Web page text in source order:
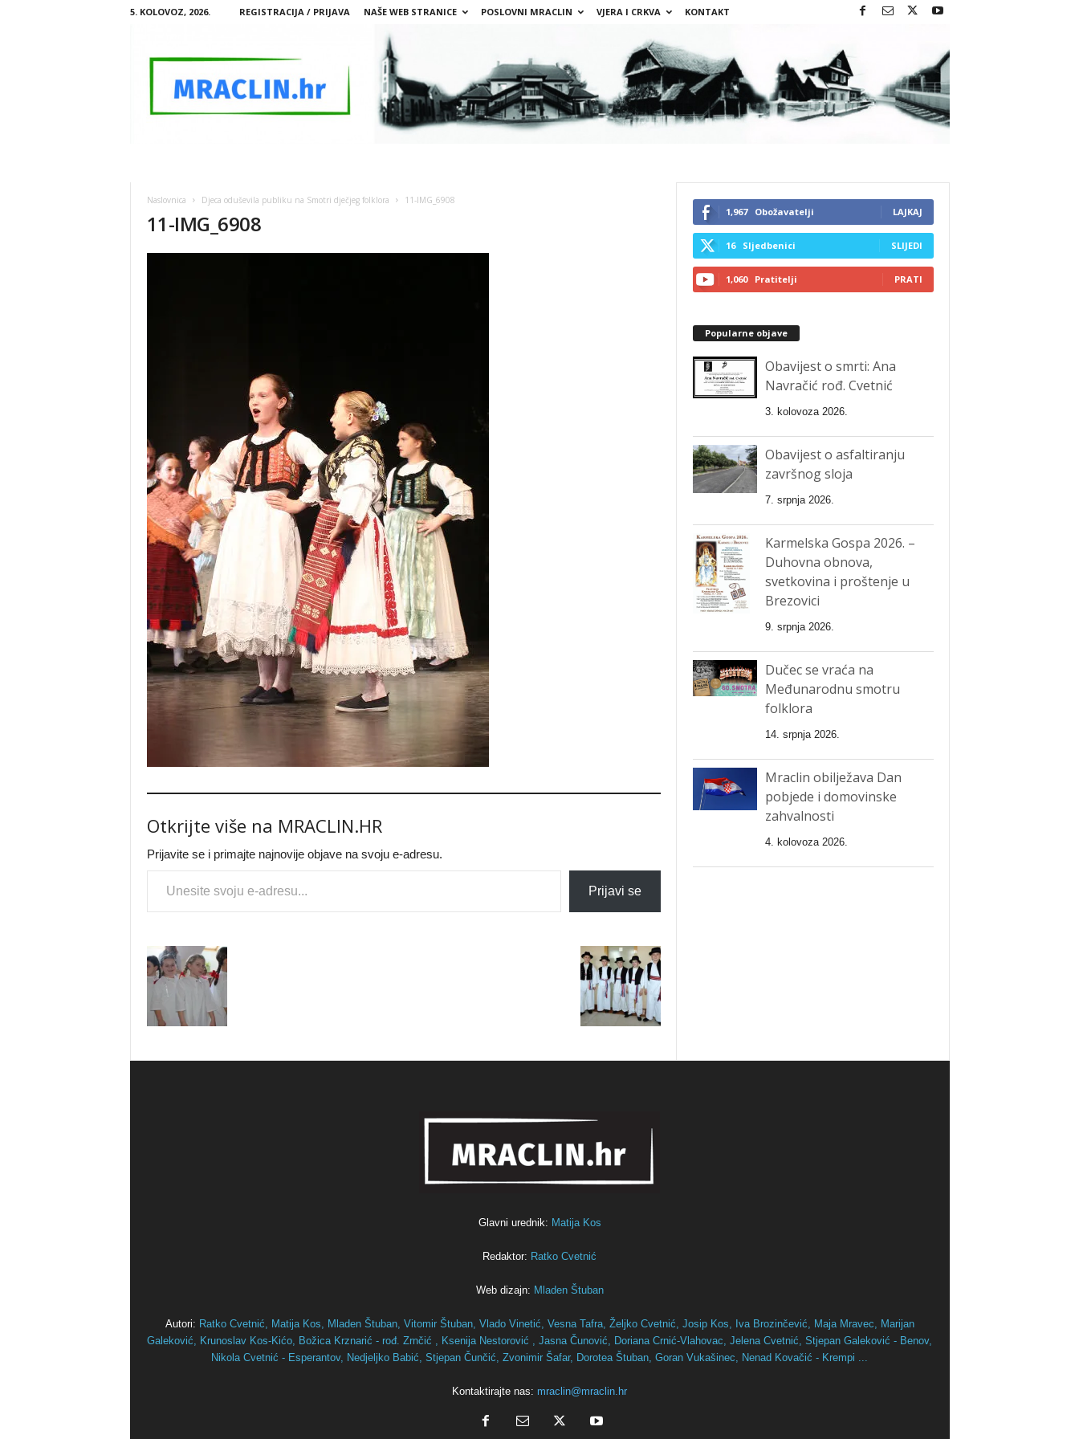
5. KOLOVOZ, 2026. REGISTRACIJA / PRIJAVA NAŠE WEB STRANICE POSLOVNI MRACLIN VJERA I CRKVA KONTAKT
A
Naslovnica Djeca oduševila publiku na Smotri dječjeg folklora 11-IMG_6908
11-IMG_6908
Otkrijte više na MRACLIN.HR
Prijavite se i primajte najnovije objave na svoju e-adresu.
Type your email…
Prijavi se
1,967 Obožavatelji LAJKAJ
16 Sljedbenici SLIJEDI
1,060 Pratitelji PRATI
Popularne objave
Obavijest o smrti: Ana
Navračić rođ. Cvetnić
3. kolovoza 2026.
Obavijest o asfaltiranju
završnog sloja
7. srpnja 2026.
Karmelska Gospa 2026. –
Duhovna obnova,
svetkovina i proštenje u
Brezovici
9. srpnja 2026.
Dučec se vraća na
Međunarodnu smotru
folklora
14. srpnja 2026.
Mraclin obilježava Dan
pobjede i domovinske
zahvalnosti
4. kolovoza 2026.
Glavni urednik: Matija Kos
Redaktor: Ratko Cvetnić
Web dizajn: Mladen Štuban
Autori: Ratko Cvetnić, Matija Kos, Mladen Štuban, Vitomir Štuban, Vlado Vinetić, Vesna Tafra, Željko Cvetnić, Josip Kos, Iva Brozinčević, Maja Mravec, Marijan
Galeković,
Krunoslav Kos-Kićo, Božica Krznarić - rođ. Zrnčić , Ksenija Nestorović , Jasna Čunović, Doriana Crnić-Vlahovac, Jelena Cvetnić, Stjepan Galeković - Benov,
Nikola Cvetnić - Esperantov, Nedjeljko Babić, Stjepan Čunčić, Zvonimir Šafar, Dorotea Štuban, Goran Vukašinec, Nenad Kovačić - Krempi ...
Kontaktirajte nas: mraclin@mraclin.hr